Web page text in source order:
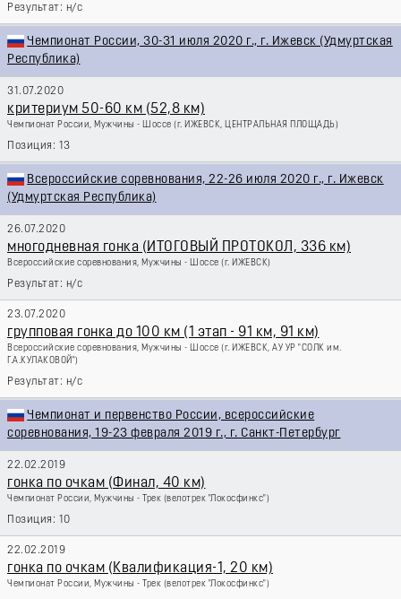
н/с
Чемпионат России, 30-31 июля 2020 г., г. Ижевск (Удмуртская
Республика)
31.07.2020
критериум 50-60 км (52,8 км)
Чемпионат России, Мужчины - Шоссе (г. ИЖЕВСК, ЦЕНТРАЛЬНАЯ ПЛОЩАДЬ)
13
Всероссийские соревнования, 22-26 июля 2020 г., г. Ижевск
(Удмуртская Республика)
26.07.2020
многодневная гонка (ИТОГОВЫЙ ПРОТОКОЛ, 336 км)
Всероссийские соревнования, Мужчины - Шоссе (г. ИЖЕВСК)
н/с
23.07.2020
групповая гонка до 100 км (1 этап - 91 км, 91 км)
Всероссийские соревнования, Мужчины - Шоссе (г. ИЖЕВСК, АУ УР "СОЛК им.
Г.А.КУЛАКОВОЙ")
н/с
Чемпионат и первенство России, всероссийские
соревнования, 19-23 февраля 2019 г., г. Санкт-Петербург
22.02.2019
гонка по очкам (Финал, 40 км)
Чемпионат России, Мужчины - Трек (велотрек "Локосфинкс")
10
22.02.2019
гонка по очкам (Квалификация-1, 20 км)
Чемпионат России, Мужчины - Трек (велотрек "Локосфинкс")